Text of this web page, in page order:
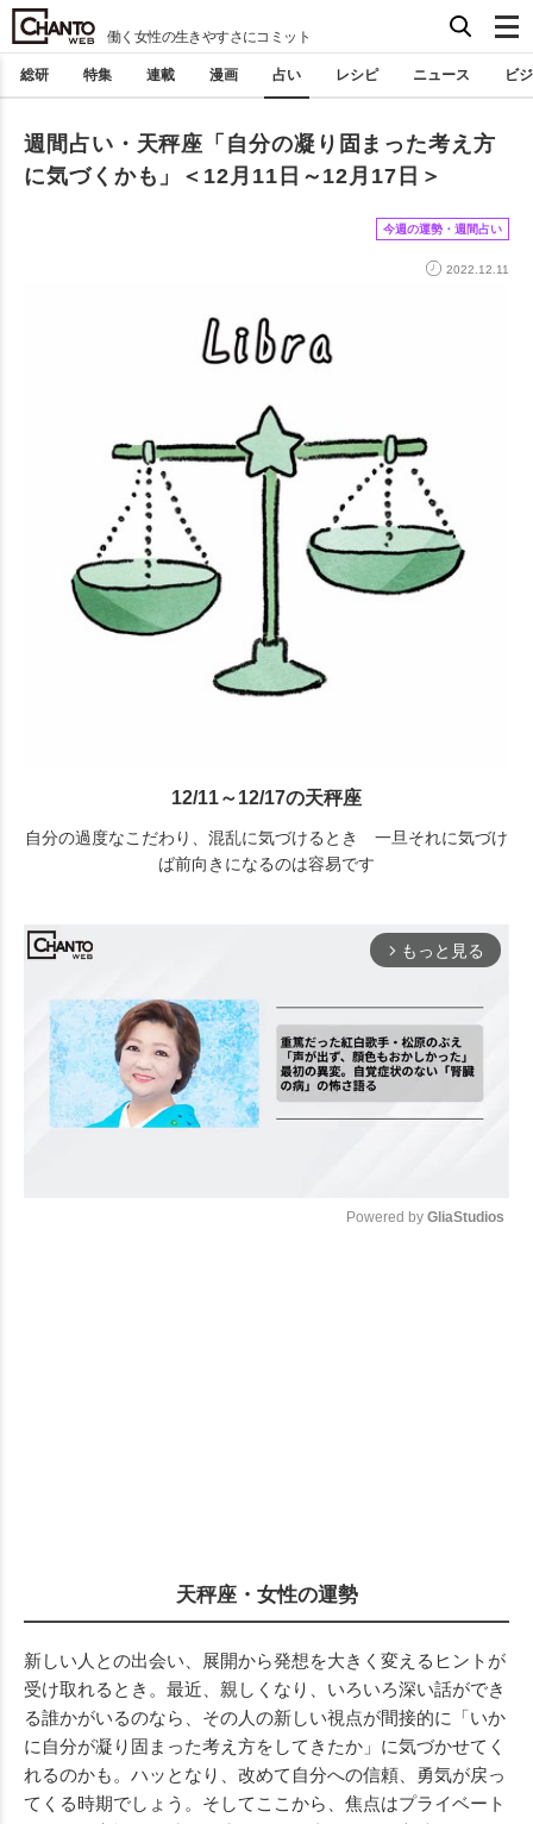
働く女性の生きやすさにコミット
総研 特集 連載 漫画 占い レシピ ニュース ビ
週間占い・天秤座「自分の凝り固まった考え方
に気づくかも」＜12月11日～12月17日＞
今週の運勢・週間占い
2022.12.11
12/11～12/17の天秤座
自分の過度なこだわり、混乱に気づけるとき 一旦それに気づけ
ば前向きになるのは容易です
arrow_forward_ios もっと見る
Powered by GliaStudios
天秤座・女性の運勢
新しい人との出会い、展開から発想を大きく変えるヒントが
受け取れるとき。最近、親しくなり、いろいろ深い話ができ
る誰かがいるのなら、その人の新しい視点が間接的に「いか
に自分が凝り固まった考え方をしてきたか」に気づかせてく
れるのかも。ハッとなり、改めて自分への信頼、勇気が戻っ
てくる時期でしょう。そしてここから、焦点はプライベート